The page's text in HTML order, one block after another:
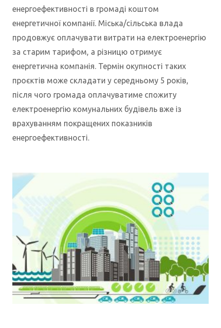
енергоефективності в громаді коштом
енергетичної компанії. Міська/сільська влада
продовжує оплачувати витрати на електроенергію
за старим тарифом, а різницю отримує
енергетична компанія. Термін окупності таких
проєктів може складати у середньому 5 років,
після чого громада оплачуватиме спожиту
електроенергію комунальних будівель вже із
врахуванням покращених показників
енергоефективності.